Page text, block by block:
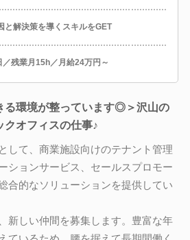
と解決策を導くスキルをGET
残業月15h／月給24万円～
る環境が整っています◎＞沢山の
クオフィスの仕事♪
して、商業施設向けのテナント管理
ションサービス、セールスプロモー
合的なソリューションを提供してい
新しい仲間を募集します。豊富な年